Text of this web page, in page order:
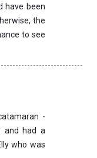
have been
the
to see
-
and had a
who was